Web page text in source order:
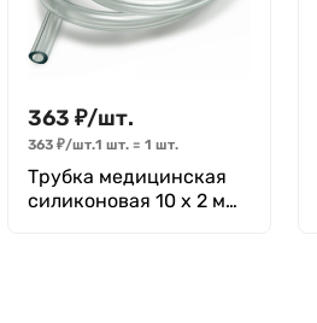
363 ₽/шт.
363 ₽/шт.1 шт. =1 шт.
Трубка медицинская
силиконовая 10 х 2 мм